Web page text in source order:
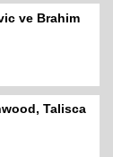
ve Brahim
Talisca